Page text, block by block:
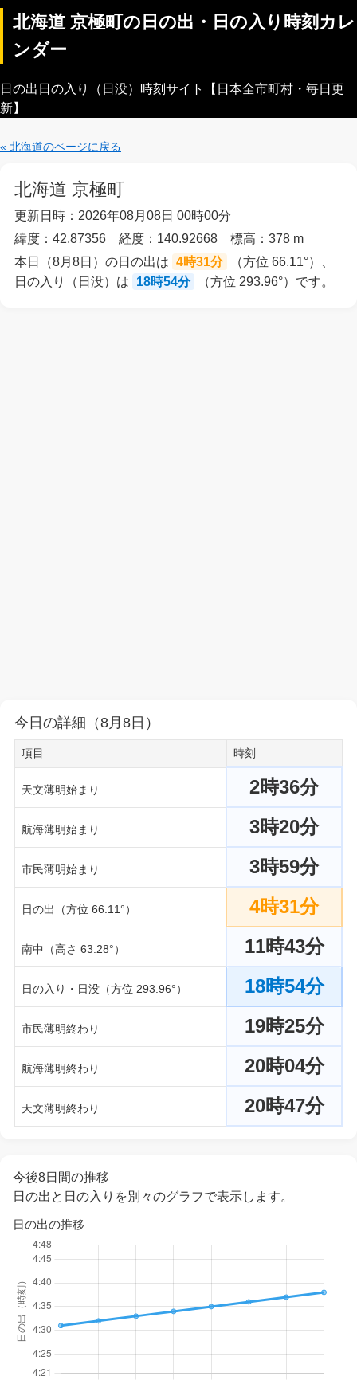
北海道 京極町の日の出・日の入り時刻カレ
ンダー
日の出日の入り（日没）時刻サイト【日本全市町村・毎日更
新】
« 北海道のページに戻る
北海道 京極町
更新日時：2026年08月08日 00時00分
緯度：42.87356 経度：140.92668 標高：378 m
本日（8月8日）の日の出は 4時31分
（方位 66.11°）、
日の入り（日没）は
18時54分 （方位 293.96°）です。
今日の詳細（8月8日）
項目 時刻
天文薄明始まり 2時36分
航海薄明始まり 3時20分
市民薄明始まり 3時59分
日の出（方位 66.11°） 4時31分
南中（高さ 63.28°） 11時43分
日の入り・日没（方位 293.96°） 18時54分
市民薄明終わり 19時25分
航海薄明終わり 20時04分
天文薄明終わり 20時47分
今後8日間の推移
日の出と日の入りを別々のグラフで表示します。
日の出の推移